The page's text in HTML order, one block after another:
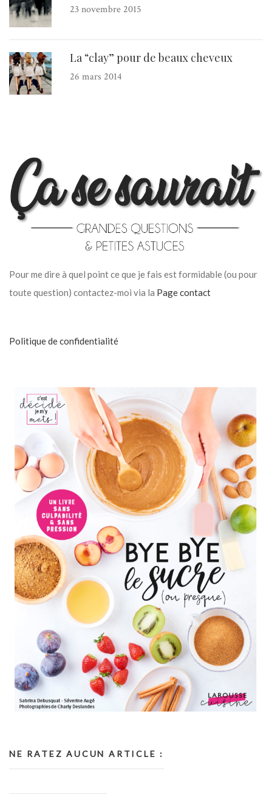
23 novembre 2015
La “clay” pour de beaux cheveux
26 mars 2014
Pour me dire à quel point ce que je fais est formidable (ou pour
toute question) contactez-moi via la Page contact
Politique de confidentialité
NE RATEZ AUCUN ARTICLE :